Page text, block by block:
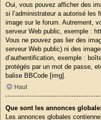
Oui, vous pouvez afficher des
si l’administrateur a autorisé les
image sur le forum. Autrement,
serveur Web public, exemple :
Vous ne pouvez pas lier des
serveur Web public) ni des
d’authentification, exemple :
protégés par un mot de passe,
balise BBCode [img].
Haut
Que sont les annonces
Les annonces globales